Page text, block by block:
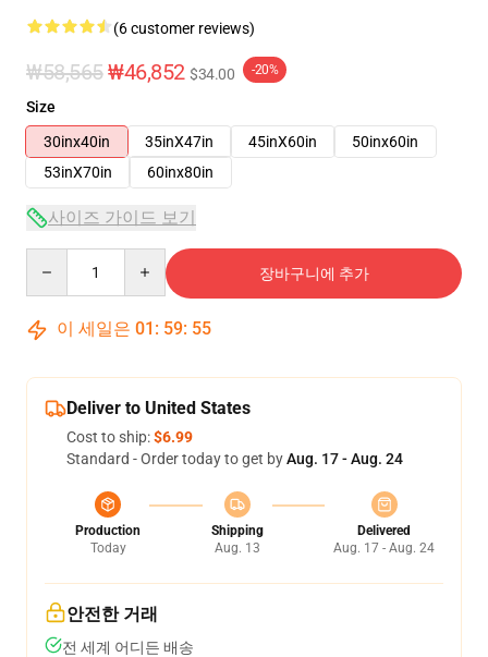
(6 customer reviews)
₩58,565₩46,852 $34.00 -20%
Size
30inx40in
35inX47in 45inX60in
50inx60in
53inX70in
60inx80in
사이즈 가이드 보기
장바구니에 추가
이 세일은 01 : 59: 54
Deliver to United States
Cost to ship:$6.99
Standard - Order today to get byAug. 17 - Aug. 24
Production
Today
Shipping
Aug. 13
Delivered
Aug. 17 - Aug. 24
안전한 거래
전 세계 어디든 배송